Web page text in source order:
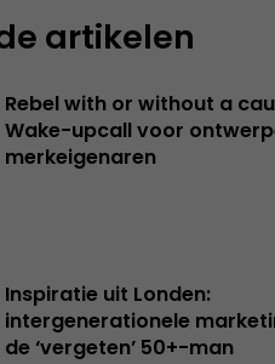
artikelen
Rebel with or without a
Wake-upcall voor
merkeigenaren
Inspiratie uit Londen:
intergenerationele
de ‘vergeten’ 50+-man